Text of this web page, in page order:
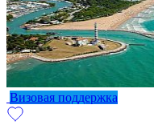
Визовая поддержка